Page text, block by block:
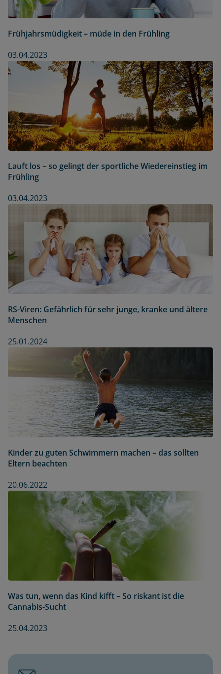
Frühjahrsmüdigkeit – müde in den Frühling
03.04.2023
Lauft los – so gelingt der sportliche Wiedereinstieg im
Frühling
03.04.2023
RS-Viren: Gefährlich für sehr junge, kranke und ältere
Menschen
25.01.2024
Kinder zu guten Schwimmern machen – das sollten
Eltern beachten
20.06.2022
Was tun, wenn das Kind kifft – So riskant ist die
Cannabis-Sucht
25.04.2023